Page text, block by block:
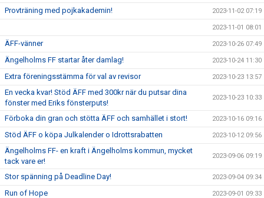
Provträning med pojkakademin! 2023-11-02 07:19
2023-11-01 08:01
ÄFF-vänner 2023-10-26 07:49
Ängelholms FF startar åter damlag! 2023-10-24 11:30
Extra föreningsstämma för val av revisor 2023-10-23 13:57
En vecka kvar! Stöd ÄFF med 300kr när du putsar dina
fönster med Eriks fönsterputs!
2023-10-23 10:33
Förboka din gran och stötta ÄFF och samhället i stort! 2023-10-16 09:16
Stöd ÄFF o köpa Julkalender o Idrottsrabatten 2023-10-12 09:56
Ängelholms FF- en kraft i Ängelholms kommun, mycket
tack vare er!
2023-09-06 09:19
Stor spänning på Deadline Day! 2023-09-04 09:34
Run of Hope 2023-09-01 09:33